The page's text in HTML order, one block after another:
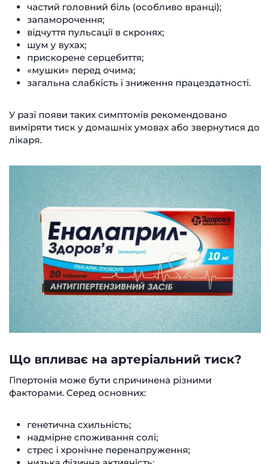
частий головний біль (особливо вранці);
запаморочення;
відчуття пульсації в скронях;
шум у вухах;
прискорене серцебиття;
«мушки» перед очима;
загальна слабкість і зниження працездатності.
У разі появи таких симптомів рекомендовано
виміряти тиск у домашніх умовах або звернутися до
лікаря.
Що впливає на артеріальний тиск?
Гіпертонія може бути спричинена різними
факторами. Серед основних:
генетична схильність;
надмірне споживання солі;
стрес і хронічне перенапруження;